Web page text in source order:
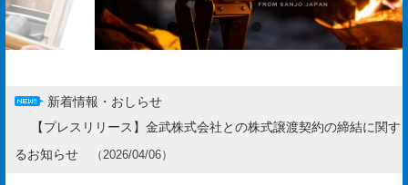
き
使
新着情報・おしらせ
【プレスリリース】金武株式会社との株式譲渡契約の締結に関す
るお知らせ
（2026/04/06）